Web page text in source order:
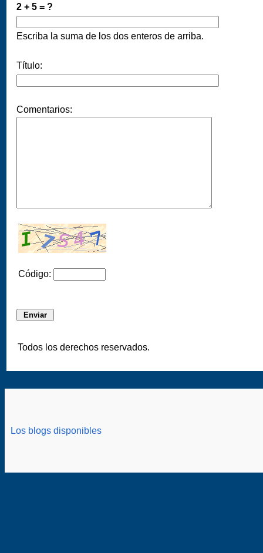
2 + 5 = ?
Escriba la suma de los dos enteros de arriba.
Título:
Comentarios:
Código:
Todos los derechos reservados.
Los blogs disponibles